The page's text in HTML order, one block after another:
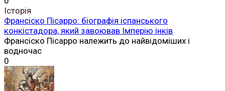
Історія
Франсіско Пісарро: біографія іспанського
конкістадора, який завоював Імперію інків
Франсіско Пісарро належить до найвідоміших і
водночас
0